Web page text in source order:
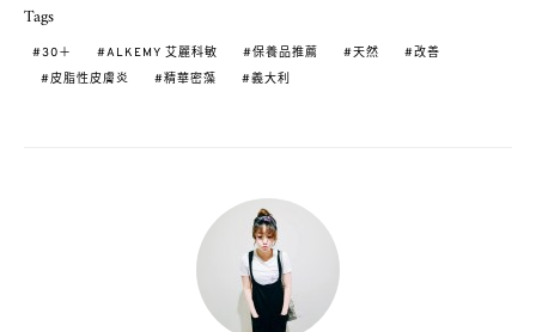
Tags
30＋ ALKEMY 艾麗科敏 保養品推薦 天然
改善
皮脂性皮膚炎
精華密藻 義大利